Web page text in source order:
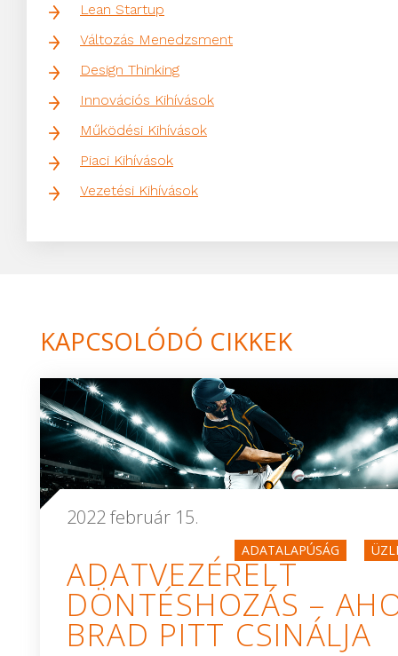
Lean Startup
Változás Menedzsment
Design Thinking
Innovációs Kihívások
Működési Kihívások
Piaci Kihívások
Vezetési Kihívások
KAPCSOLÓDÓ CIKKEK
ADATALAPÚSÁG
2022 február 15.
ADATVEZÉRELT
DÖNTÉSHOZÁS –
BRAD PITT CSINÁLJA